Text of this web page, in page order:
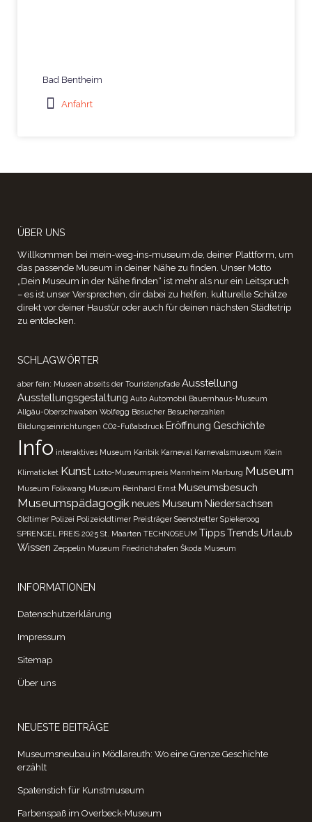
Bad Bentheim
Anfahrt
ÜBER UNS
Willkommen bei mein-weg-ins-museum.de, deiner Plattform, um
das passende Museum in deiner Nähe zu finden. Unser Motto
„Dein Museum in der Nähe finden“ ist mehr als nur ein Leitspruch
– es ist unser Versprechen, dir dabei zu helfen, kulturelle Schätze
direkt vor deiner Haustür oder auch für deinen nächsten Städtetrip
zu entdecken.
SCHLAGWÖRTER
aber fein: Museen abseits der Touristenpfade Ausstellung
Ausstellungsgestaltung Auto Automobil
Bauernhaus-Museum
Allgäu-Oberschwaben Wolfegg Besucher Besucherzahlen
Bildungseinrichtungen CO2-Fußabdruck Eröffnung Geschichte
Info interaktives Museum Karibik Karneval Karnevalsmuseum Klein
Klimaticket Kunst Lotto-Museumspreis Mannheim Marburg Museum
Museum Folkwang Museum Reinhard Ernst Museumsbesuch
Museumspädagogik neues Museum Niedersachsen
Oldtimer Polizei Polizeioldtimer Preisträger Seenotretter Spiekeroog
SPRENGEL PREIS 2025 St. Maarten TECHNOSEUM TippsTrends Urlaub
Wissen Zeppelin Museum Friedrichshafen Škoda Museum
INFORMATIONEN
Datenschutzerklärung
Impressum
Sitemap
Über uns
NEUESTE BEITRÄGE
Museumsneubau in Mödlareuth: Wo eine Grenze Geschichte
erzählt
Spatenstich für Kunstmuseum
Farbenspaß im Overbeck-Museum